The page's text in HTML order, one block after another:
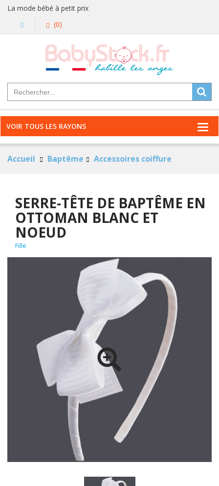
La mode bébé à petit prix
(0)
VOIR TOUS LES RAYONS
Accueil Baptême Accessoires coiffure
SERRE-TÊTE DE BAPTÊME EN
OTTOMAN BLANC ET
NOEUD
Fille